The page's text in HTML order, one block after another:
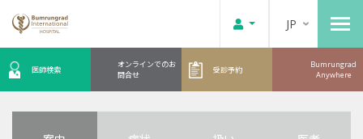
JP
医師検索
オンラインでのお
問合せ
受診予約
Bumrungrad
Anywhere